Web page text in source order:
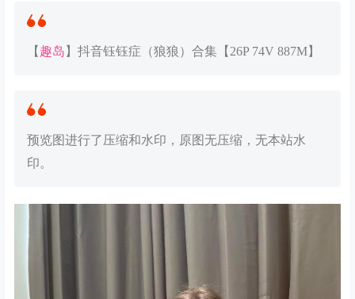
【 趣岛 】抖音钰钰症（狼狼）合集【26P 74V 887M】
预览图进行了压缩和水印，原图无压缩，无本站水
印。